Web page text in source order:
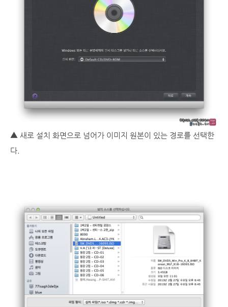
▲ 새로 설치 화면으로 넘어가 이미지 원본이 있는 경로를 선택한
다.